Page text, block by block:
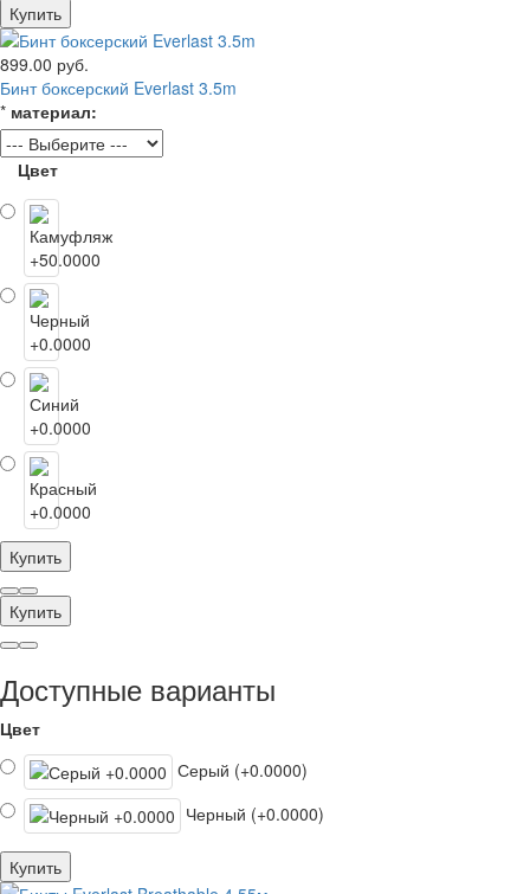
Купить
899.00 руб.
Бинт боксерский Everlast 3.5m
* материал:
Цвет
Купить
Купить
Доступные варианты
Цвет
Серый (+0.0000)
Черный (+0.0000)
Купить